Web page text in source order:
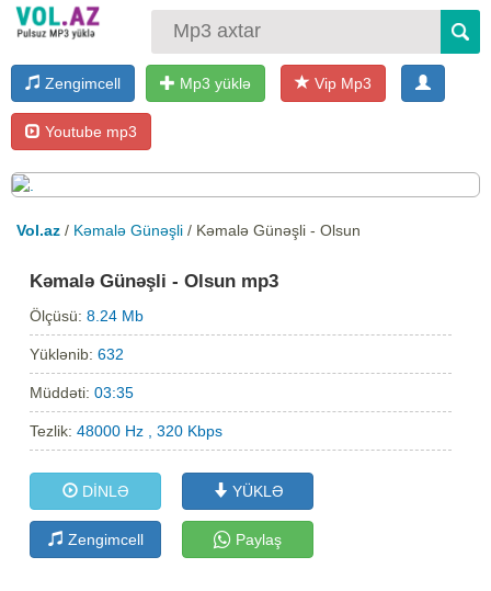
Zengimcell Mp3 yüklə Vip Mp3
Youtube mp3
Vol.az / Kəmalə Günəşli / Kəmalə Günəşli - Olsun
Kəmalə Günəşli - Olsun mp3
Ölçüsü:8.24 Mb
Yüklənib:632
Müddəti:03:35
Tezlik:48000 Hz , 320 Kbps
DİNLƏ YÜKLƏ
Zengimcell Paylaş